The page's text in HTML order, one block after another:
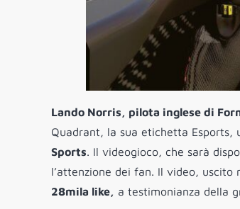
Lando Norris, pilota inglese di
Quadrant, la sua etichetta
Sports. Il videogioco, che sarà
l’attenzione dei fan. Il video,
28mila like, a testimonianza della